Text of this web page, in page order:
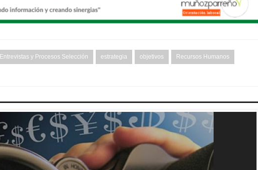
Entrevistas y Procesos Selección estrategia objetivos Recursos Humanos